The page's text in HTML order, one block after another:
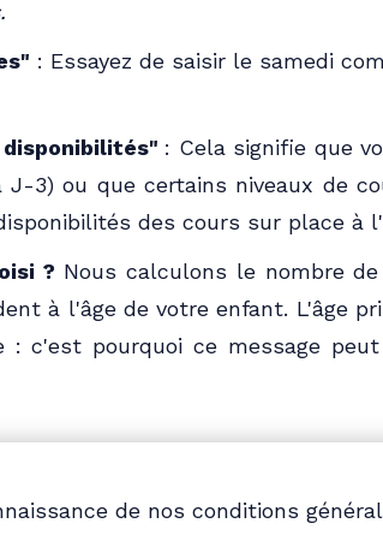
: Essayez de saisir le samedi
: Cela signifie que
3) ou que certains niveaux de
des cours sur place à l'
? Nous calculons le nombre
à l'âge de votre enfant. L'âge
c'est pourquoi ce message
de nos conditions